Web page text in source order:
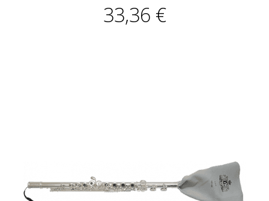
33,36 €